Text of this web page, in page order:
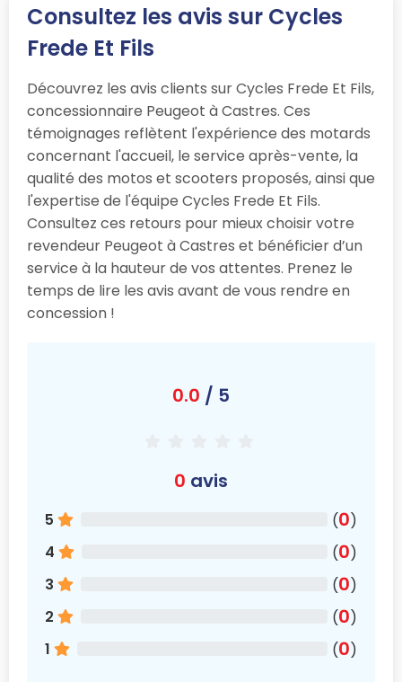
Consultez les avis sur Cycles
Frede Et Fils
Découvrez les avis clients sur Cycles Frede Et Fils,
concessionnaire Peugeot à Castres. Ces
témoignages reflètent l'expérience des motards
concernant l'accueil, le service après-vente, la
qualité des motos et scooters proposés, ainsi que
l'expertise de l'équipe Cycles Frede Et Fils.
Consultez ces retours pour mieux choisir votre
revendeur Peugeot à Castres et bénéficier d’un
service à la hauteur de vos attentes. Prenez le
temps de lire les avis avant de vous rendre en
concession !
0.0 / 5
0 avis
5 (0)
4
(0)
3
(0)
2
(0)
1
(0)